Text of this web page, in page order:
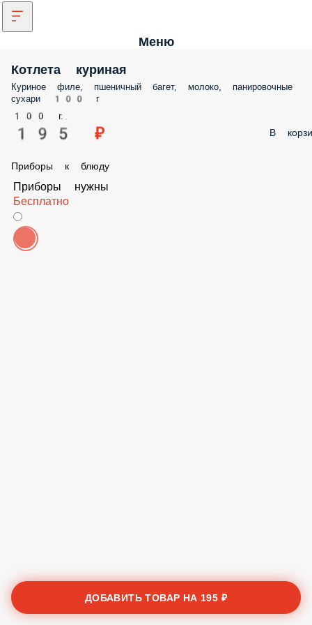
Меню
Котлета куриная
Куриное филе, пшеничный багет, молоко, панировочные
сухари 100 г
100 г.
195 ₽ В
Приборы к блюду
Приборы нужны
Бесплатно
ДОБАВИТЬ ТОВАР НА 195 ₽